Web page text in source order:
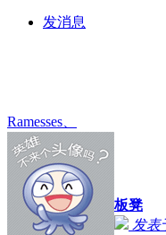
发消息
Ramesses、
板凳
发表